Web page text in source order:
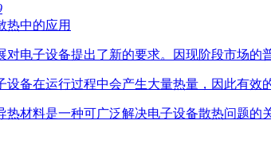
热中的应用
对电子设备提出了新的要求。因现阶段市场的
设备在运行过程中会产生大量热量，因此有效
热材料是一种可广泛解决电子设备散热问题的